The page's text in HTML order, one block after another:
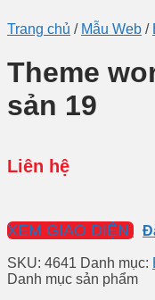
Trang chủ / Mẫu Web /
Theme
sản 19
Liên hệ
XEM GIAO DIỆN
SKU: 4641 Danh mục:
Danh mục sản phẩm